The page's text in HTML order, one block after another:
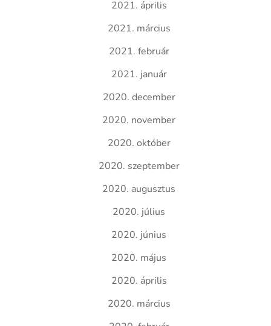
2021. április
2021. március
2021. február
2021. január
2020. december
2020. november
2020. október
2020. szeptember
2020. augusztus
2020. július
2020. június
2020. május
2020. április
2020. március